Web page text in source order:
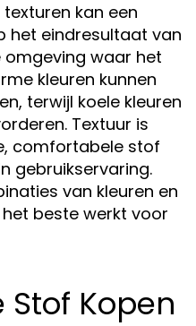
texturen kan een
het eindresultaat van
omgeving waar het
kleuren kunnen
terwijl koele kleuren
Textuur is
comfortabele stof
gebruikservaring.
van kleuren en
beste werkt voor
Stof Kopen